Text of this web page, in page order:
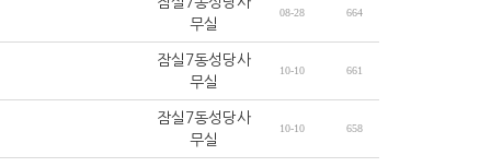
무실
08-28 664
잠실7동성당사
무실
10-10 661
잠실7동성당사
무실
10-10 658